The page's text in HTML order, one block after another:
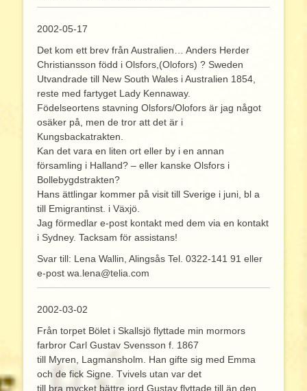
2002-05-17
Det kom ett brev från Australien… Anders Herder
Christiansson född i Olsfors,(Olofors) ? Sweden
Utvandrade till New South Wales i Australien 1854,
reste med fartyget Lady Kennaway.
Födelseortens stavning Olsfors/Olofors är jag något
osäker på, men de tror att det är i
Kungsbackatrakten.
Kan det vara en liten ort eller by i en annan
församling i Halland? – eller kanske Olsfors i
Bollebygdstrakten?
Hans ättlingar kommer på visit till Sverige i juni, bl a
till Emigrantinst. i Växjö.
Jag förmedlar e-post kontakt med dem via en kontakt
i Sydney. Tacksam för assistans!
Svar till: Lena Wallin, Alingsås Tel. 0322-141 91 eller
e-post wa.lena@telia.com
2002-03-02
Från torpet Bölet i Skallsjö flyttade min mormors
farbror Carl Gustav Svensson f. 1867
till Myren, Lagmansholm. Han gifte sig med Emma
och de fick Signe. Tvivels utan var det
till bra mycket bättre jord Gustav flyttade till än den